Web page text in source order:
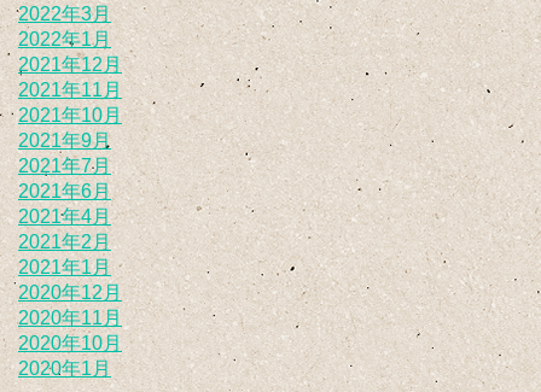
2022年3月
2022年1月
2021年12月
2021年11月
2021年10月
2021年9月
2021年7月
2021年6月
2021年4月
2021年2月
2021年1月
2020年12月
2020年11月
2020年10月
2020年1月